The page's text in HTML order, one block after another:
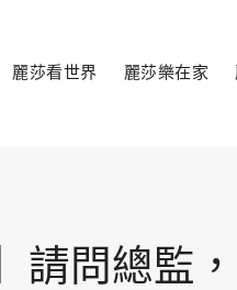
麗莎看世界 麗莎樂在家
請問總監